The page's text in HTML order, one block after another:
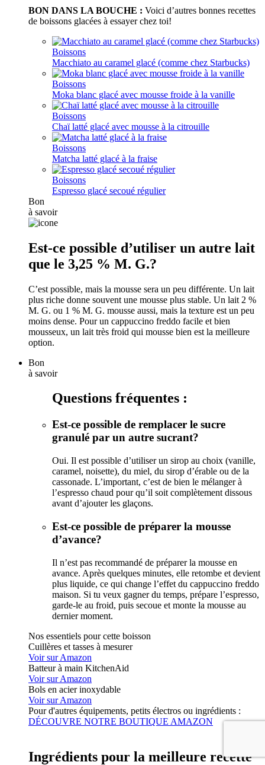
BON DANS LA BOUCHE : Voici d’autres bonnes recettes
de boissons glacées à essayer chez toi!
Boissons
Macchiato au caramel glacé (comme chez Starbucks)
Boissons
Moka blanc glacé avec mousse froide à la vanille
Boissons
Chaï latté glacé avec mousse à la citrouille
Boissons
Matcha latté glacé à la fraise
Boissons
Espresso glacé secoué régulier
Bon
à savoir
Est-ce possible d’utiliser un autre lait
que le 3,25 % M. G.?
C’est possible, mais la mousse sera un peu différente. Un lait
plus riche donne souvent une mousse plus stable. Un lait 2 %
M. G. ou 1 % M. G. mousse aussi, mais la texture est un peu
moins dense. Pour un cappuccino freddo facile et bien
mousseux, un lait très froid qui mousse bien est la meilleure
option.
Bon
à savoir
Questions fréquentes :
Est-ce possible de remplacer le sucre
granulé par un autre sucrant?
Oui. Il est possible d’utiliser un sirop au choix (vanille,
caramel, noisette), du miel, du sirop d’érable ou de la
cassonade. L’important, c’est de bien le mélanger à
l’espresso chaud pour qu’il soit complètement dissous
avant d’ajouter les glaçons.
Est-ce possible de préparer la mousse
d’avance?
Il n’est pas recommandé de préparer la mousse en
avance. Après quelques minutes, elle retombe et devient
plus liquide, ce qui change l’effet du cappuccino freddo
maison. Si tu veux gagner du temps, prépare l’espresso,
garde-le au froid, puis secoue et monte la mousse au
dernier moment.
Nos essentiels pour cette boisson
Cuillères et tasses à mesurer
Voir sur Amazon
Batteur à main KitchenAid
Voir sur Amazon
Bols en acier inoxydable
Voir sur Amazon
Pour d'autres équipements, petits électros ou ingrédients :
DÉCOUVRE NOTRE BOUTIQUE AMAZON
Ingrédients pour la meilleure recette